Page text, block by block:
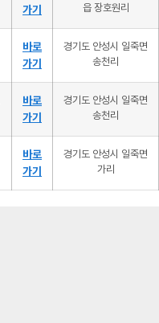
가기
읍 장호원리
바로
가기
경기도 안성시 일죽면
송천리
바로
가기
경기도 안성시 일죽면
송천리
바로
가기
경기도 안성시 일죽면
가리